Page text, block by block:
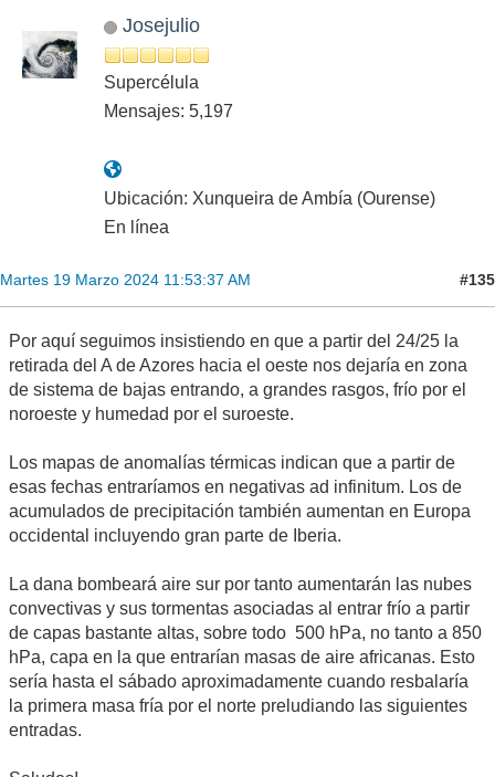
Josejulio
Supercélula
Mensajes: 5,197
Ubicación: Xunqueira de Ambía (Ourense)
En línea
Martes 19 Marzo 2024 11:53:37 AM #135
Por aquí seguimos insistiendo en que a partir del 24/25 la
retirada del A de Azores hacia el oeste nos dejaría en zona
de sistema de bajas entrando, a grandes rasgos, frío por el
noroeste y humedad por el suroeste.
Los mapas de anomalías térmicas indican que a partir de
esas fechas entraríamos en negativas ad infinitum. Los de
acumulados de precipitación también aumentan en Europa
occidental incluyendo gran parte de Iberia.
La dana bombeará aire sur por tanto aumentarán las nubes
convectivas y sus tormentas asociadas al entrar frío a partir
de capas bastante altas, sobre todo 500 hPa, no tanto a 850
hPa, capa en la que entrarían masas de aire africanas. Esto
sería hasta el sábado aproximadamente cuando resbalaría
la primera masa fría por el norte preludiando las siguientes
entradas.